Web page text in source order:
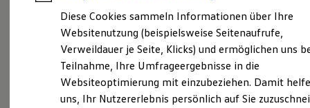
Kfz-Versicherung
Restschuldversicherungen
Garantien
Wartungsverträge
Geschäftskunden
Professional Class bei Volkswagen
Großkunden
Behörden
Diese Cookies sammeln Informationen über Ihre
Websitenutzung (beispielsweise Seitenaufrufe,
Verweildauer je Seite, Klicks) und ermöglichen uns
Teilnahme, Ihre Umfrageergebnisse in die
Websiteoptimierung mit einzubeziehen. Damit
uns, Ihr Nutzererlebnis persönlich auf Sie